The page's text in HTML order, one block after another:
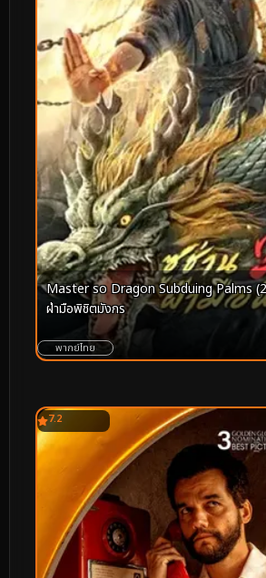
Master so Dragon Subduing Palms
ฝ่ามือพิชิตมังกร
พากย์ไทย
7.2